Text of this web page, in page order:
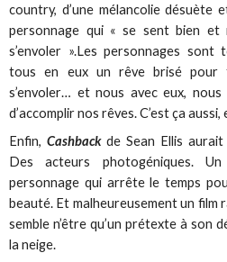
country, d’une mélancolie
personnage qui « se sent bien
s’envoler ».Les personnages
tous en eux un rêve brisé pour
s’envoler… et nous avec eux,
d’accomplir nos rêves. C’est ça
Enfin,Cashbackde Sean Ellis
Des acteurs photogéniques.
personnage qui arrête le temps
beauté. Et malheureusement un film
semble n’être qu’un prétexte à son
la neige.